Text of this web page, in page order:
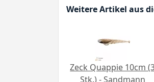
Weitere Artikel aus
Zeck Quappie 10cm
Stk.) - Sandmann